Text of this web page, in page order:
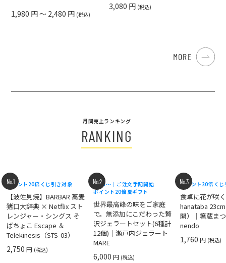
1,980 円 ～ 2,480 円 (税込)
3,080 円 (税込)
MORE
月間売上ランキング
RANKING
No.1
ポイント20倍 くじ引き対象
【波佐見焼】BARBAR 蕎麦
猪口大辞典 × Netflix スト
レンジャー・シングス そ
ばちょこ Escape ＆
Telekinesis（STS-03）
2,750円 (税込)
No.2
8/18〜｜ご注文手配開始
ポイント20倍 夏ギフト
世界最高峰の味をご家庭
で。無添加にこだわった贅
沢ジェラートセット(6種計
12個)｜瀬戸内ジェラート
MARE
6,000円 (税込)
No.3
ポイント20倍 く
食卓に花が咲
hanataba
開）｜箸蔵ま
nendo
1,760円 (税込)